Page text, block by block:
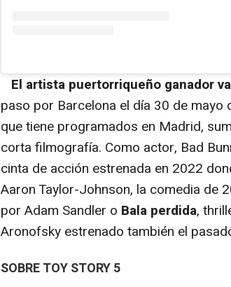
El artista puertorriqueño ganador
paso por Barcelona el día 30 de
que tiene programados en Madrid,
corta filmografía. Como actor, Bad
cinta de acción estrenada en 2022
Aaron Taylor-Johnson, la comedia de
por Adam Sandler o Bala perdida,
Aronofsky estrenado también el
SOBRE TOY STORY 5